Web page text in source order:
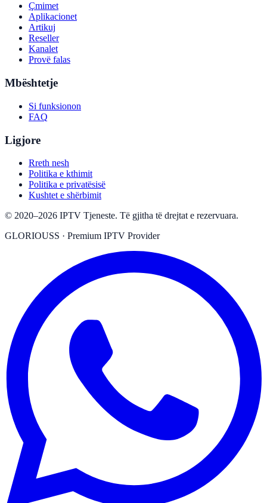
Çmimet
Aplikacionet
Artikuj
Reseller
Kanalet
Provë falas
Mbështetje
Si funksionon
FAQ
Ligjore
Rreth nesh
Politika e kthimit
Politika e privatësisë
Kushtet e shërbimit
© 2020–2026 IPTV Tjeneste. Të gjitha të drejtat e rezervuara.
GLORIOUSS · Premium IPTV Provider